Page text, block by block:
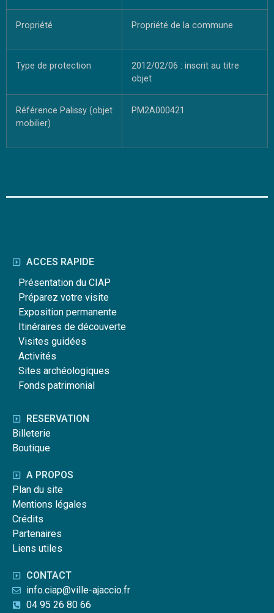
Propriété Propriété de la commune
Type de protection
2012/02/06 : inscrit au titre
objet
Référence Palissy (objet
mobilier)
PM2A000421
ACCES RAPIDE
Présentation du CIAP
Préparez votre visite
Exposition permanente
Itinéraires de découverte
Visites guidées
Activités
Sites archéologiques
Fonds patrimonial
RESERVATION
Billeterie
Boutique
A PROPOS
Plan du site
Mentions légales
Crédits
Partenaires
Liens utiles
CONTACT
info.ciap@ville-ajaccio.fr
04 95 26 80 66